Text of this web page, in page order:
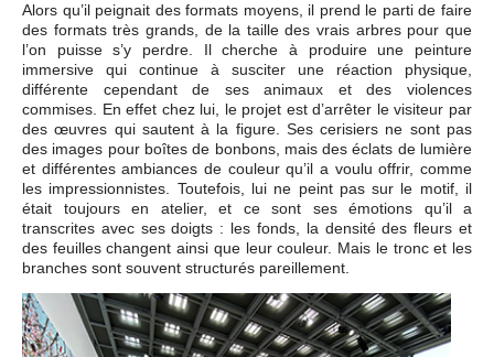
Alors qu’il peignait des formats moyens, il prend le parti de faire
des formats très grands, de la taille des vrais arbres pour que
l’on puisse s’y perdre. Il cherche à produire une peinture
immersive qui continue à susciter une réaction physique,
différente cependant de ses animaux et des violences
commises. En effet chez lui, le projet est d’arrêter le visiteur par
des œuvres qui sautent à la figure. Ses cerisiers ne sont pas
des images pour boîtes de bonbons, mais des éclats de lumière
et différentes ambiances de couleur qu’il a voulu offrir, comme
les impressionnistes. Toutefois, lui ne peint pas sur le motif, il
était toujours en atelier, et ce sont ses émotions qu’il a
transcrites avec ses doigts : les fonds, la densité des fleurs et
des feuilles changent ainsi que leur couleur. Mais le tronc et les
branches sont souvent structurés pareillement.